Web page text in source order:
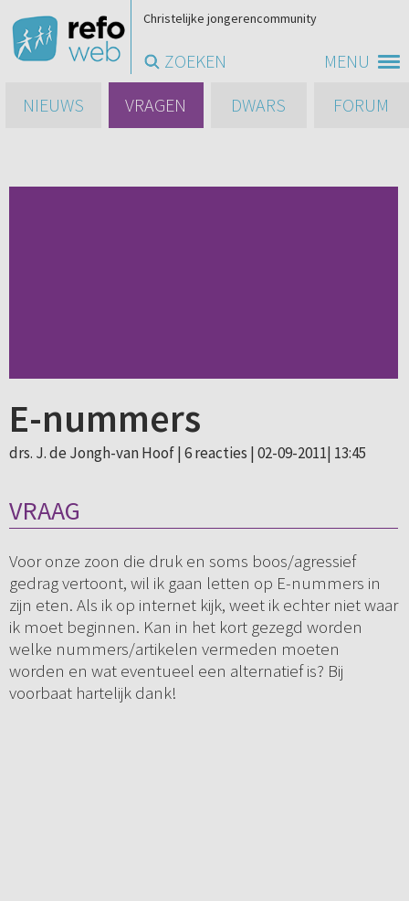
MENU
Christelijke jongerencommunity
ZOEKEN
NIEUWS
VRAGEN DWARS FORUM
E-nummers
drs. J. de Jongh-van Hoof | 6 reacties | 02-09-2011| 13:45
VRAAG
Voor onze zoon die druk en soms boos/agressief
gedrag vertoont, wil ik gaan letten op E-nummers in
zijn eten. Als ik op internet kijk, weet ik echter niet waar
ik moet beginnen. Kan in het kort gezegd worden
welke nummers/artikelen vermeden moeten
worden en wat eventueel een alternatief is? Bij
voorbaat hartelijk dank!